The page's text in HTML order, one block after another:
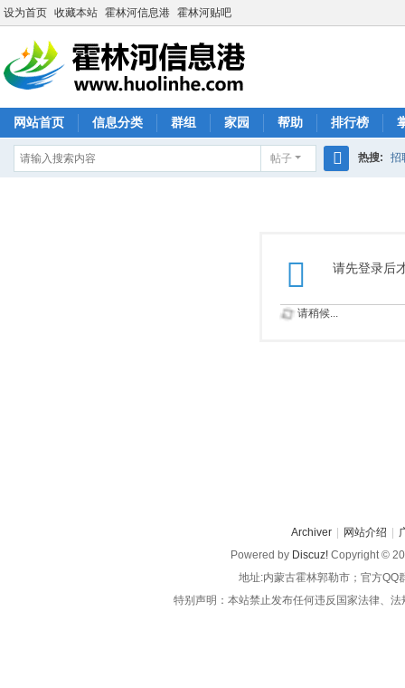
设为首页 收藏本站 霍林河信息港 霍林河贴吧
网站首页 信息分类 群组 家园 帮助 排行榜
帖子 热搜: 招
请先登录后
请稍候...
Archiver 网站介绍
Powered by Discuz! Copyright ©
地址:内蒙古霍林郭勒市；官方QQ
特别声明：本站禁止发布任何违反国家法律、